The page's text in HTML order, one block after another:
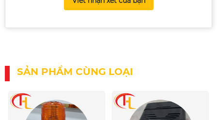
SẢN PHẨM CÙNG LOẠI